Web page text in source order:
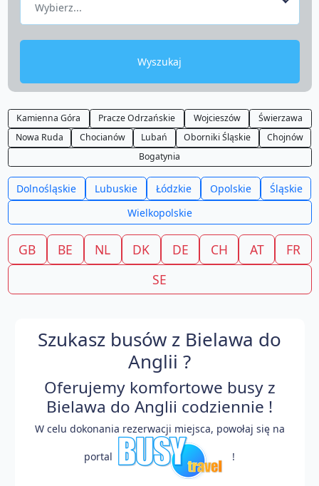
Wybierz...
Wyszukaj
Kamienna Góra Pracze Odrzańskie Wojcieszów
Świerzawa
Nowa Ruda
Chocianów Lubań Oborniki Śląskie
Chojnów
Bogatynia
Dolnośląskie Lubuskie Łódzkie Opolskie
Śląskie
Wielkopolskie
GB BE NL DK DE CH AT
FR
SE
Szukasz busów z Bielawa do
Anglii ?
Oferujemy komfortowe busy z
Bielawa do Anglii codziennie !
W celu dokonania rezerwacji miejsca, powołaj się na
portal !